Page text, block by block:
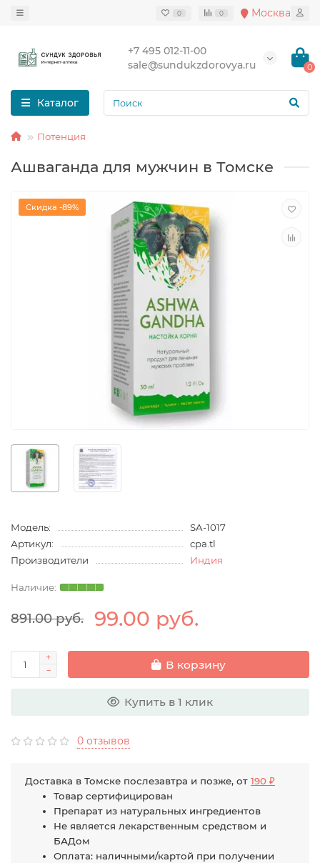
0 0 Москва
+7 495 012-11-00
sale@sundukzdorovya.ru
0
Каталог
Потенция
Ашваганда для мужчин в Томске
Скидка -89%
Модель:
SA-1017
Артикул:
cpa.tl
Производители
Индия
891.00 руб. 99.00 руб.
В корзину
Купить в 1 клик
0 отзывов
Доставка в Томске послезавтра и позже, от 190 ₽
Товар сертифицирован
Препарат из натуральных ингредиентов
Не является лекарственным средством и
БАДом
Оплата: наличными/картой при получении